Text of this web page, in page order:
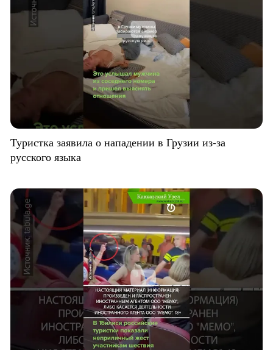
Туристка заявила о нападении в Грузии из-за
русского языка